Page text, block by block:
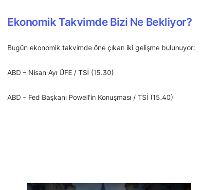
Ekonomik Takvimde Bizi Ne Bekliyor?
Bugün ekonomik takvimde öne çıkan iki gelişme bulunuyor:
ABD – Nisan Ayı ÜFE / TSİ (15.30)
ABD – Fed Başkanı Powell’in Konuşması / TSİ (15.40)